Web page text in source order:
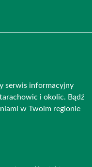
serwis informacyjny
i okolic. Bądź
w Twoim regionie